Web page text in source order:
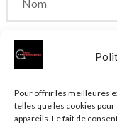
Pour offrir les meilleures
telles que les cookies
appareils. Le fait de
Enregistrer mon
le navigateur pour